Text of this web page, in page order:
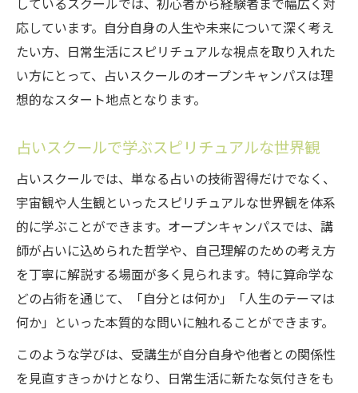
しているスクールでは、初心者から経験者まで幅広く対
応しています。自分自身の人生や未来について深く考え
たい方、日常生活にスピリチュアルな視点を取り入れた
い方にとって、占いスクールのオープンキャンパスは理
想的なスタート地点となります。
占いスクールで学ぶスピリチュアルな世界観
占いスクールでは、単なる占いの技術習得だけでなく、
宇宙観や人生観といったスピリチュアルな世界観を体系
的に学ぶことができます。オープンキャンパスでは、講
師が占いに込められた哲学や、自己理解のための考え方
を丁寧に解説する場面が多く見られます。特に算命学な
どの占術を通じて、「自分とは何か」「人生のテーマは
何か」といった本質的な問いに触れることができます。
このような学びは、受講生が自分自身や他者との関係性
を見直すきっかけとなり、日常生活に新たな気付きをも